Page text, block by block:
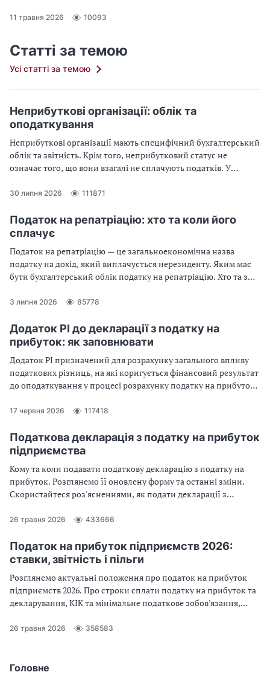
Головне
11 травня 2026 10093
Статті за темою
Усі статті за темою
Неприбуткові організації: облік та
оподаткування
Неприбуткові організації мають специфічний бухгалтерський
облік та звітність. Крім того, неприбутковий статус не
означає того, що вони взагалі не сплачують податків. У
30 липня 2026 111871
Податок на репатріацію: хто та коли його
сплачує
Податок на репатріацію — це загальноекономічна назва
податку на дохід, який виплачується нерезиденту. Яким має
бути бухгалтерський облік податку на репатріацію. Хто та з
3 липня 2026 85778
Додаток РІ до декларації з податку на
прибуток: як заповнювати
Додаток РІ призначений для розрахунку загального впливу
податкових різниць, на які коригується фінансовий результат
до оподаткування у процесі розрахунку податку на прибуток.
податку на прибуток — у консультації
17 червня 2026 117418
Податкова декларація з податку на прибуток
підприємства
Кому та коли подавати податкову декларацію з податку на
прибуток. Розглянемо її оновлену форму та останні зміни.
Скористайтеся роз'ясненнями, як подати декларації з
26 травня 2026 433666
Податок на прибуток підприємств 2026:
ставки, звітність і пільги
Розглянемо актуальні положення про податок на прибуток
підприємств 2026. Про строки сплати податку на прибуток та
декларування, КІК та мінімальне податкове зобов’язання,
оподаткування — в огляді
26 травня 2026 358583